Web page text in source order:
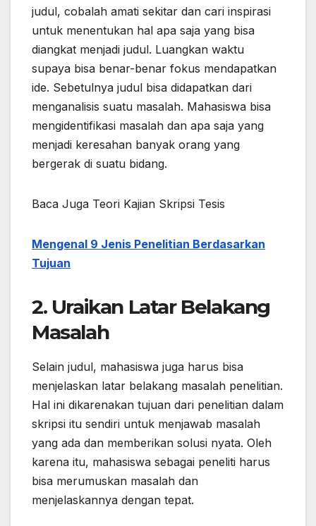
judul, cobalah amati sekitar dan cari inspirasi
untuk menentukan hal apa saja yang bisa
diangkat menjadi judul. Luangkan waktu
supaya bisa benar-benar fokus mendapatkan
ide. Sebetulnya judul bisa didapatkan dari
menganalisis suatu masalah. Mahasiswa bisa
mengidentifikasi masalah dan apa saja yang
menjadi keresahan banyak orang yang
bergerak di suatu bidang.
Baca Juga Teori Kajian Skripsi Tesis
Mengenal 9 Jenis Penelitian Berdasarkan
Tujuan
2. Uraikan Latar Belakang
Masalah
Selain judul, mahasiswa juga harus bisa
menjelaskan latar belakang masalah penelitian.
Hal ini dikarenakan tujuan dari penelitian dalam
skripsi itu sendiri untuk menjawab masalah
yang ada dan memberikan solusi nyata. Oleh
karena itu, mahasiswa sebagai peneliti harus
bisa merumuskan masalah dan
menjelaskannya dengan tepat.